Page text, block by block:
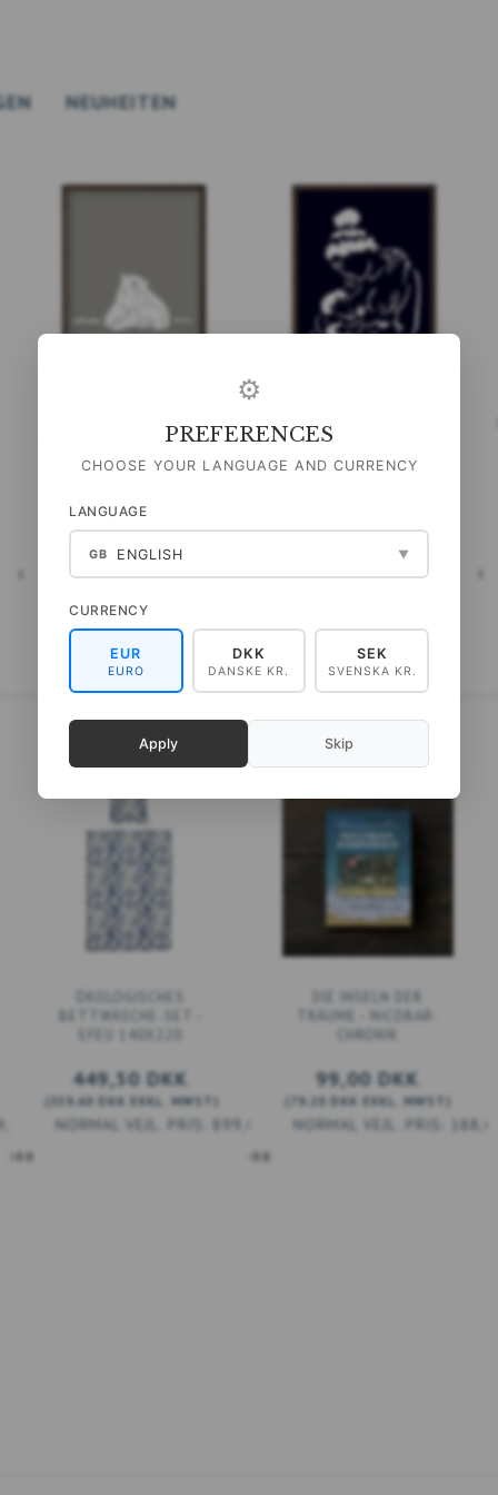
NEUHEITEN
GRANITE) - KUNSTDRUCK -
WÄHLE GRÖSSE
99,00 DKK
BLUE) - KUNSTDRUCK -
GRÖSSE WÄHLEN
ALLE OPTIONEN ANSEHEN
ALLE OPTIONEN ANSEHEN
DKK
ÖKOLOGISCHES
BETTWÄSCHE-SET -
EFEU 140X220
449,50 DKK
359,60 DKK EXKL. MWST
899,00 DKK
DIE INSELN DER
TRÄUME - NICOBAR-
CHRONIK
99,00 DKK
79,20 DKK EXKL. MWST
IN DEN WARENKORB
⚙
PREFERENCES
CHOOSE YOUR LANGUAGE AND CURRENCY
LANGUAGE
GB ENGLISH ▼
CURRENCY
EUR
EURO
DKK
DANSKE KR.
SEK
SVENSKA KR.
Apply Skip